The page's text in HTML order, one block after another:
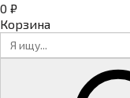
0 ₽
Корзина